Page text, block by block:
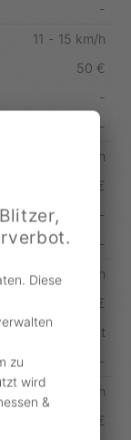
-
11 - 15 km/h
50 €
-
-
16 - 20 km/h
70 €
-
-
21 - 25 km/h
115 €
1 Punkt
-
26 - 30 km /h
180 €
Diese
zu
wird
&